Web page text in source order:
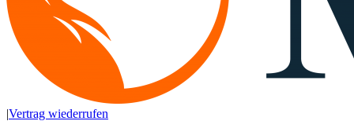
|Vertrag wiederrufen